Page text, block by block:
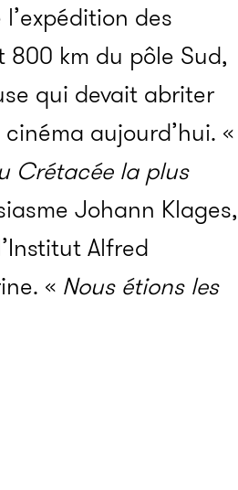
des
km du pôle Sud,
qui devait abriter
aujourd’hui. «
Crétacée la plus
Johann Klages,
Alfred
« Nous étions les